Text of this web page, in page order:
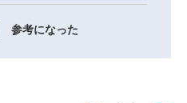
参考になった